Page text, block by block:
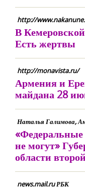
http://
В
Есть жертвы
http://monavista.ru/
Армения и
майдана 28
Наталья Галимова,
не могут»
области
news.mail.ru РБК